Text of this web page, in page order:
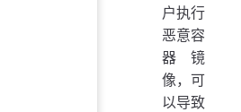
户执行
恶意容
器镜
像，可
以导致